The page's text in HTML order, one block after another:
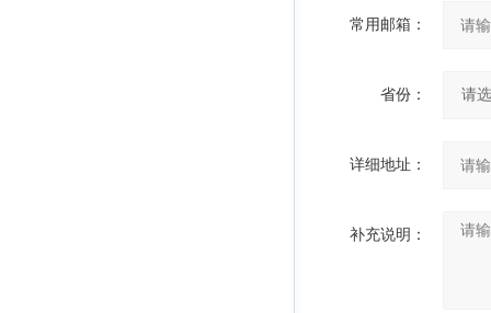
常用邮箱：
省份：
详细地址：
补充说明：